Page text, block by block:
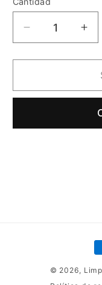
Cantidad
Reducir
cantidad
para
Granel
Gris
© 2026,